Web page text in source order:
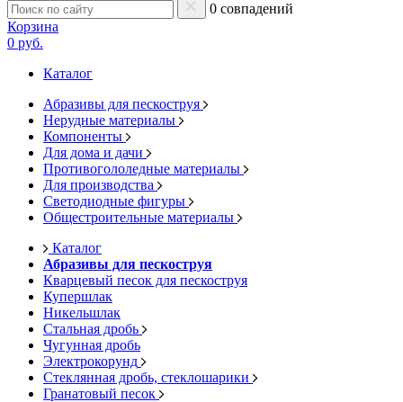
0 совпадений
Корзина
0 руб.
Каталог
Абразивы для пескоструя
Нерудные материалы
Компоненты
Для дома и дачи
Противогололедные материалы
Для производства
Светодиодные фигуры
Общестроительные материалы
Каталог
Абразивы для пескоструя
Кварцевый песок для пескоструя
Купершлак
Никельшлак
Стальная дробь
Чугунная дробь
Электрокорунд
Стеклянная дробь, стеклошарики
Гранатовый песок